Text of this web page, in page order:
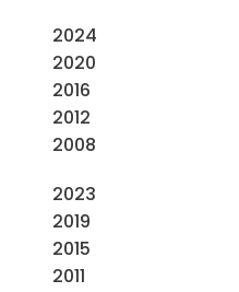
2024
2020
2016
2012
2008
2023
2019
2015
2011